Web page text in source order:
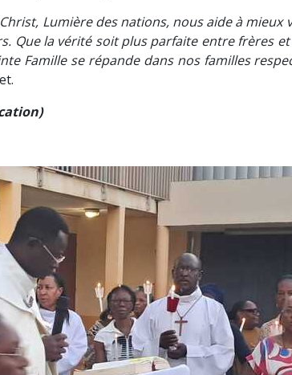
Lumière des nations, nous aide à
Que la vérité soit plus parfaite entre frères
Famille se répande dans nos familles